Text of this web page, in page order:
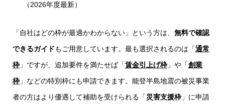
（2026年度最新）
「自社はどの枠が最適かわからない」という方は、 無料で確認
できるガイドもご用意しています。最も選択されるのは「通常
枠 」ですが、追加要件を満たせば「賃金引上げ枠 」や「創業
枠 」などの特別枠にも申請できます。能登半島地震の被災事業
者の方はより優遇して補助を受けられる「災害支援枠 」に申請